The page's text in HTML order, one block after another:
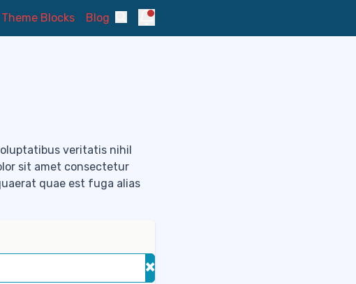
Theme Blocks Blog SearchNotifications
veritatis nihil
sit amet consectetur
quae est fuga alias
×